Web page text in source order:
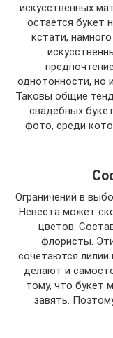
искусственных
остается букет
кстати,
однотонности, но
Таковы общие
свадебных
фото, среди
Ограничений в
Невеста может
цветов.
флористы.
сочетаются
делают и
тому, что букет
завять.